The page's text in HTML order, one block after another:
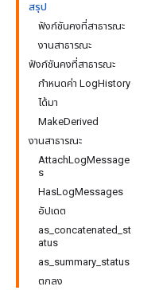
สรุป
ฟังก์ชันคงที่สาธารณะ
งานสาธารณะ
ฟังก์ชันคงที่สาธารณะ
กำหนดค่า LogHistory
ได้มา
MakeDerived
งานสาธารณะ
AttachLogMessage
s
HasLogMessages
อัปเดต
as_concatenated_st
atus
as_summary_status
ตกลง